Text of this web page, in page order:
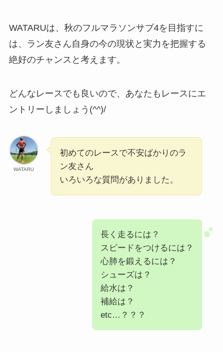
WATARUは、秋のフルマラソンサブ4を目指すに
は、ラン友さん自身の今の現状と実力を把握する
絶好のチャンスと考えます。
どんなレースでも良いので、あなたもレースにエ
ントリーしましょう(^^)/
WATARU
初めてのレースで不安ばかりのラ
ン友さん
いろいろな質問がありました。
長く走るには？
スピードをつけるには？
心肺を鍛えるには？
シューズは？
給水は？
補給は？
etc…？？？